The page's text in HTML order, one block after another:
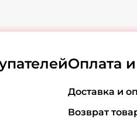
Оплата
Доставка и
Возврат